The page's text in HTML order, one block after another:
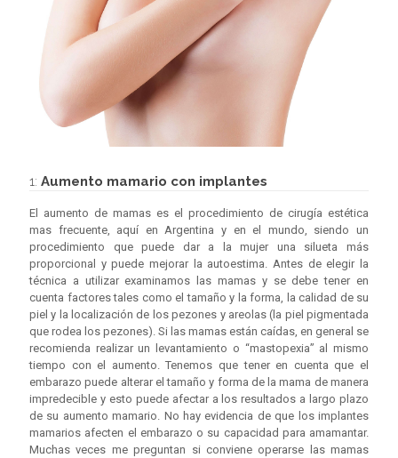
1: Aumento mamario con implantes
El aumento de mamas es el procedimiento de cirugía estética
mas frecuente, aquí en Argentina y en el mundo, siendo un
procedimiento que puede dar a la mujer una silueta más
proporcional y puede mejorar la autoestima. Antes de elegir la
técnica a utilizar examinamos las mamas y se debe tener en
cuenta factores tales como el tamaño y la forma, la calidad de su
piel y la localización de los pezones y areolas (la piel pigmentada
que rodea los pezones). Si las mamas están caídas, en general se
recomienda realizar un levantamiento o “mastopexia” al mismo
tiempo con el aumento. Tenemos que tener en cuenta que el
embarazo puede alterar el tamaño y forma de la mama de manera
impredecible y esto puede afectar a los resultados a largo plazo
de su aumento mamario. No hay evidencia de que los implantes
mamarios afecten el embarazo o su capacidad para amamantar.
Muchas veces me preguntan si conviene operarse las mamas